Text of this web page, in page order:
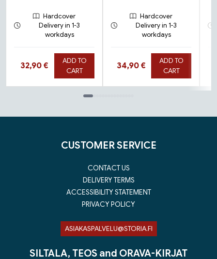
Hardcover
Delivery in 1-3
workdays
Hinta nyt
32,90 €
ADD TO
CART
Hardcover
Delivery in 1-3
workdays
Hinta nyt
34,90 €
ADD TO
CART
CUSTOMER SERVICE
CONTACT US
DELIVERY TERMS
ACCESSIBILITY STATEMENT
PRIVACY POLICY
ASIAKASPALVELU@STORIA.FI
SILTALA, TEOS and ORAVA-KIRJAT